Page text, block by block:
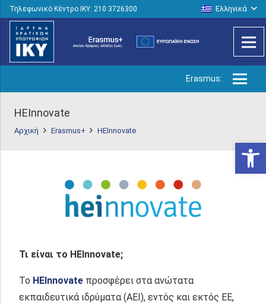
Τηλεφωνικό Κέντρο IKY: 210 3726300 Ελληνικά
Erasmus:
HEInnovate
Αρχική Erasmus+ HEInnovate
Τι είναι το HEInnovate;
Το HEInnovate προσφέρει στα ανώτατα
εκπαιδευτικά ιδρύματα (ΑΕΙ), εντός και εκτός ΕΕ,